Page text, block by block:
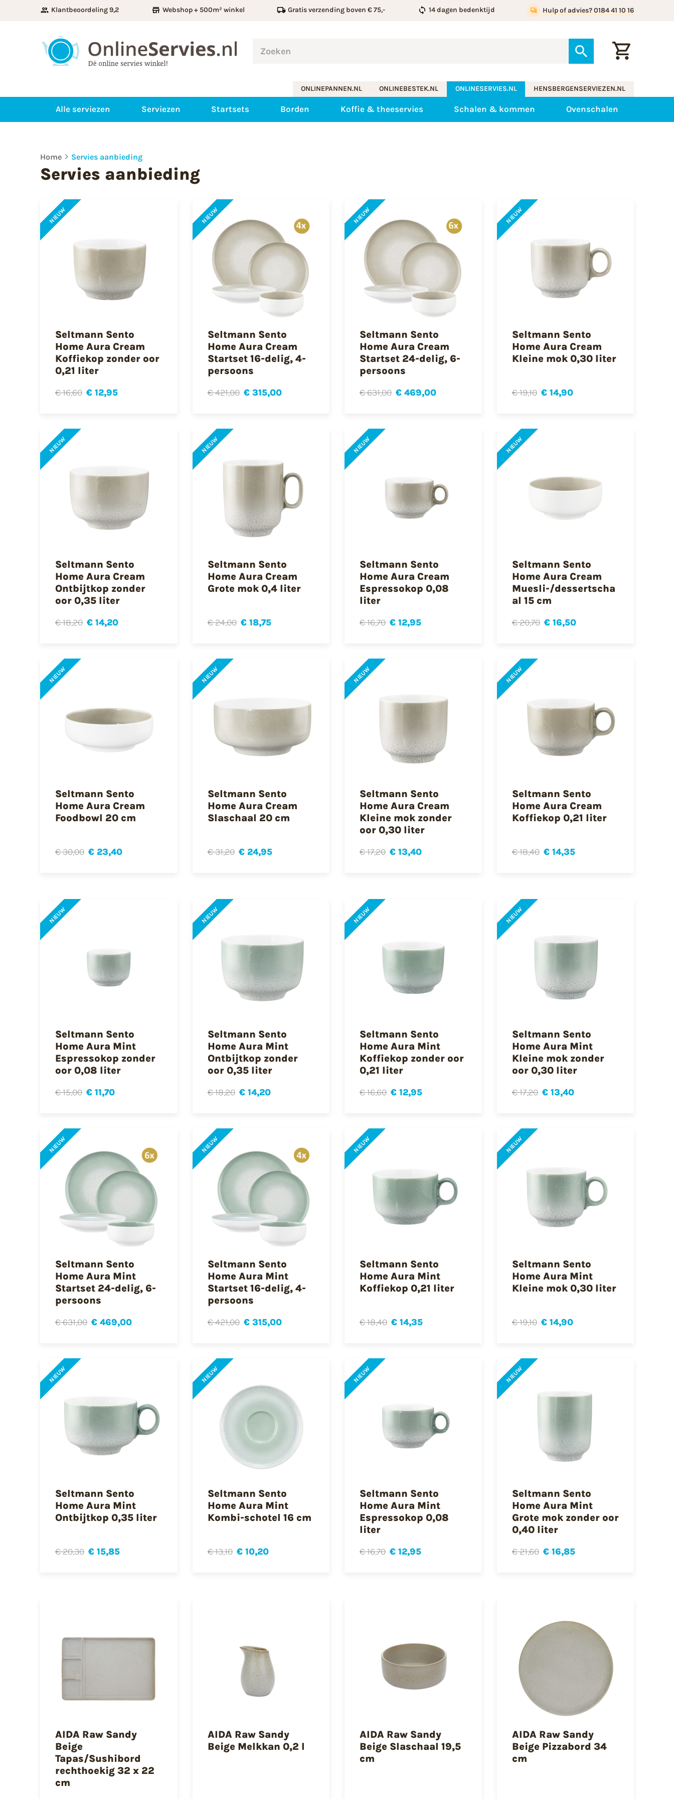
Klantbeoordeling 9,2 Webshop + 500m² winkel Gratis verzending boven € 75,- 14 dagen bedenktijd Hulp of advies? 0184 41 10 16
ONLINEPANNEN.NL ONLINEBESTEK.NL ONLINESERVIES.NL HENSBERGENSERVIEZEN.NL
Alle serviezen Serviezen Startsets Borden Koffie & theeservies Schalen & kommen Ovenschalen
Home Servies aanbieding
Servies aanbieding
NIEUW
Seltmann Sento
Home Aura Cream
Koffiekop zonder oor
0,21 liter
€ 16,60 € 12,95
NIEUW
Seltmann Sento
Home Aura Cream
Startset 16-delig, 4-
persoons
€ 421,00 € 315,00
NIEUW
Seltmann Sento
Home Aura Cream
Startset 24-delig, 6-
persoons
€ 631,00 € 469,00
NIEUW
Seltmann Sento
Home Aura Cream
Kleine mok 0,30 liter
€ 19,10 € 14,90
NIEUW
Seltmann Sento
Home Aura Cream
Ontbijtkop zonder
oor 0,35 liter
€ 18,20 € 14,20
NIEUW
Seltmann Sento
Home Aura Cream
Grote mok 0,4 liter
€ 24,00 € 18,75
NIEUW
Seltmann Sento
Home Aura Cream
Espressokop 0,08
liter
€ 16,70 € 12,95
NIEUW
Seltmann Sento
Home Aura Cream
Muesli-/dessertscha
al 15 cm
€ 20,70 € 16,50
NIEUW
Seltmann Sento
Home Aura Cream
Foodbowl 20 cm
€ 30,00 € 23,40
NIEUW
Seltmann Sento
Home Aura Cream
Slaschaal 20 cm
€ 31,20 € 24,95
NIEUW
Seltmann Sento
Home Aura Cream
Kleine mok zonder
oor 0,30 liter
€ 17,20 € 13,40
NIEUW
Seltmann Sento
Home Aura Cream
Koffiekop 0,21 liter
€ 18,40 € 14,35
NIEUW
Seltmann Sento
Home Aura Mint
Espressokop zonder
oor 0,08 liter
€ 15,00 € 11,70
NIEUW
Seltmann Sento
Home Aura Mint
Ontbijtkop zonder
oor 0,35 liter
€ 18,20 € 14,20
NIEUW
Seltmann Sento
Home Aura Mint
Koffiekop zonder oor
0,21 liter
€ 16,60 € 12,95
NIEUW
Seltmann Sento
Home Aura Mint
Kleine mok zonder
oor 0,30 liter
€ 17,20 € 13,40
NIEUW
Seltmann Sento
Home Aura Mint
Startset 24-delig, 6-
persoons
€ 631,00 € 469,00
NIEUW
Seltmann Sento
Home Aura Mint
Startset 16-delig, 4-
persoons
€ 421,00 € 315,00
NIEUW
Seltmann Sento
Home Aura Mint
Koffiekop 0,21 liter
€ 18,40 € 14,35
NIEUW
Seltmann Sento
Home Aura Mint
Kleine mok 0,30 liter
€ 19,10 € 14,90
NIEUW
Seltmann Sento
Home Aura Mint
Ontbijtkop 0,35 liter
€ 20,30 € 15,85
NIEUW
Seltmann Sento
Home Aura Mint
Kombi-schotel 16 cm
€ 13,10 € 10,20
NIEUW
Seltmann Sento
Home Aura Mint
Espressokop 0,08
liter
€ 16,70 € 12,95
NIEUW
Seltmann Sento
Home Aura Mint
Grote mok zonder oor
0,40 liter
€ 21,60 € 16,85
AIDA Raw Sandy
Beige
Tapas/Sushibord
rechthoekig 32 x 22
cm
AIDA Raw Sandy
Beige Melkkan 0,2 l
AIDA Raw Sandy
Beige Slaschaal 19,5
cm
AIDA Raw Sandy
Beige Pizzabord 34
cm